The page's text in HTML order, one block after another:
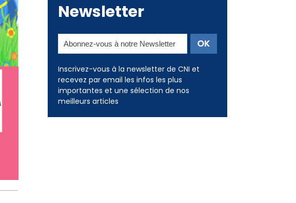
Newsletter
Inscrivez-vous à la newsletter de CNI et
recevez par email les infos les plus
importantes et une sélection de nos
meilleurs articles